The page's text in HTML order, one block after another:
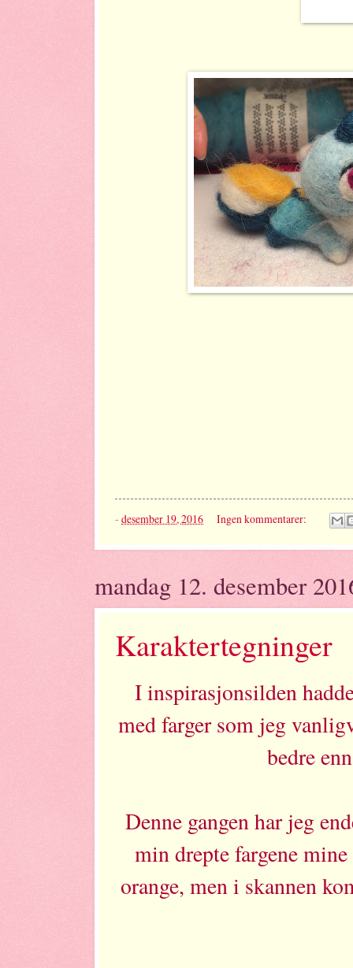
- desember 19, 2016 Ingen kommentarer:
mandag 12. desember
Karaktertegninger
I inspirasjonsilden
med farger som jeg
bedre
Denne gangen har jeg
min drepte fargene
orange, men i skannen